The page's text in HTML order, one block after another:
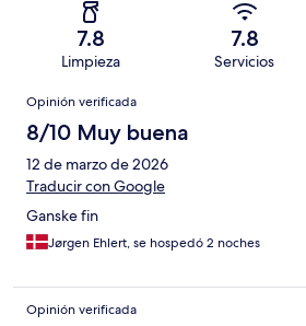
7.8
Limpieza
7.8
Servicios
Opiniones
Opinión verificada
8/10 Muy buena
12 de marzo de 2026
Traducir con Google
Ganske fin
Jørgen Ehlert, se hospedó 2 noches
Opinión verificada